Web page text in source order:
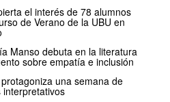
el interés de 78 alumnos
de Verano de la UBU en
Manso debuta en la literatura
sobre empatía e inclusión
una semana de